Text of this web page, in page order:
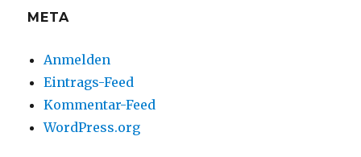
META
Anmelden
Eintrags-Feed
Kommentar-Feed
WordPress.org